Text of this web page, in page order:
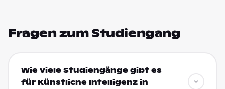
Fragen zum Studiengang
Wie viele Studiengänge gibt es
für Künstliche Intelligenz in